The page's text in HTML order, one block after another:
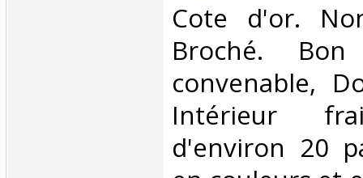
‎Cote d'or.
Broché.
convenable,
Intérieur
d'environ 20